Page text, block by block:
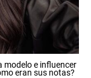
modelo e influencer
eran sus notas?